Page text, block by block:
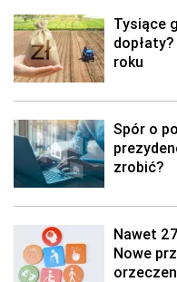
Tysiące
roku
Spór o
zrobić?
Nawet
Nowe